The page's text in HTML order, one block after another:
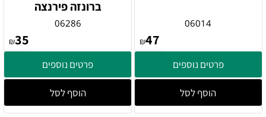
06014
₪47
פרטים נוספים
הוסף לסל
ברונזה פירנצה
06286
₪35
פרטים נוספים
הוסף לסל